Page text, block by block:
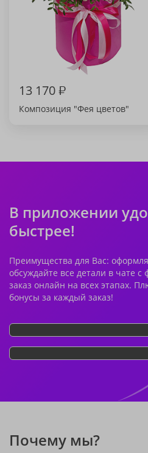
13 170₽
Композиция "Фея цветов"
В приложении
быстрее!
Преимущества для Вас:
обсуждайте все детали в чате
заказ онлайн на всех этапах.
бонусы за каждый заказ!
Почему мы?